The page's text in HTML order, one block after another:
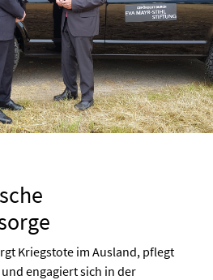
Kriegstote im Ausland, pflegt
engagiert sich in der